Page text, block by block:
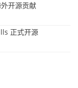
开源贡献
正式开源